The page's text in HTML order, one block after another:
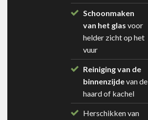
Schoonmaken
van het glas voor
helder zicht op het
vuur
Reiniging van de
binnenzijdevan de
haard of kachel
Herschikken van